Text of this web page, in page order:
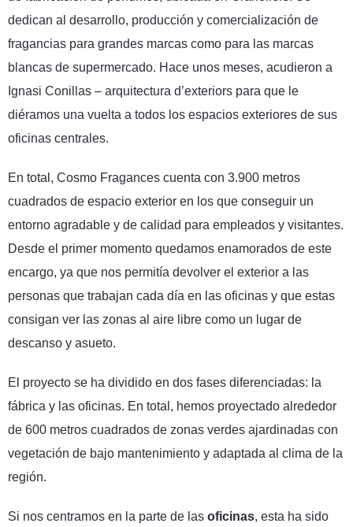
dedican al desarrollo, producción y comercialización de
fragancias para grandes marcas como para las marcas
blancas de supermercado. Hace unos meses, acudieron a
Ignasi Conillas – arquitectura d’exteriors para que le
diéramos una vuelta a todos los espacios exteriores de sus
oficinas centrales.
En total, Cosmo Fragances cuenta con 3.900 metros
cuadrados de espacio exterior en los que conseguir un
entorno agradable y de calidad para empleados y visitantes.
Desde el primer momento quedamos enamorados de este
encargo, ya que nos permitía devolver el exterior a las
personas que trabajan cada día en las oficinas y que estas
consigan ver las zonas al aire libre como un lugar de
descanso y asueto.
El proyecto se ha dividido en dos fases diferenciadas: la
fábrica y las oficinas. En total, hemos proyectado alrededor
de 600 metros cuadrados de zonas verdes ajardinadas con
vegetación de bajo mantenimiento y adaptada al clima de la
región.
Si nos centramos en la parte de las oficinas, esta ha sido